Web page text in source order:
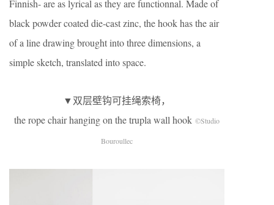
Finnish- are as lyrical as they are functionnal. Made of
black powder coated die-cast zinc, the hook has the air
of a line drawing brought into three dimensions, a
simple sketch, translated into space.
▼双层壁钩可挂绳索椅，
the rope chair hanging on the trupla wall hook ©Studio
Bouroullec